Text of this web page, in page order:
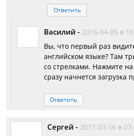
Ответить
Василий - 2016-04-05 в
Вы, что первый раз
английском языке? Там
со стрелками. Нажмите
сразу начнется загрузка
Ответить
Сергей - 2017-03-16 в